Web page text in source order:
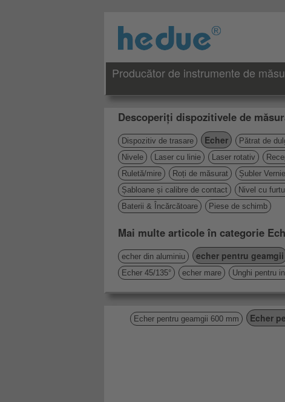
Producător de instrumente de
Descoperiți dispozitivele de
Dispozitiv de trasare Echer Pătrat de
Nivele
Laser cu linie Laser rotativ
Ruletă/mire
Roți de măsurat
Șubler
Șabloane și calibre de contact
Nivel cu
Baterii & Încărcătoare
Piese de schimb
Mai multe articole în categorie
echer din aluminiu echer pentru geamgii
Echer 45/135°
echer mare Unghi pentru
Echer pentru geamgii 600 mm Echer